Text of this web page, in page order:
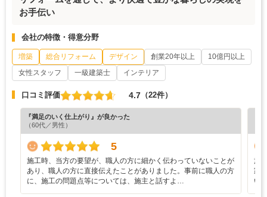
お手伝い
会社の特徴・得意分野
増築 総合リフォーム デザイン 創業20年以上
10億円以上
女性スタッフ
一級建築士 インテリア
口コミ評価 4.7 （22件）
『満足のいく仕上がり』が良かった
（60代／男性）
5
施工時、当方の要望が、職人の方に細かく伝わっていないことが
あり、職人の方に直接伝えたことがありました。事前に職人の方
に、施工の問題点等については、施主と話すよ…
施
家
い